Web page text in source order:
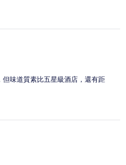
味道質素比五星級酒店，還有距